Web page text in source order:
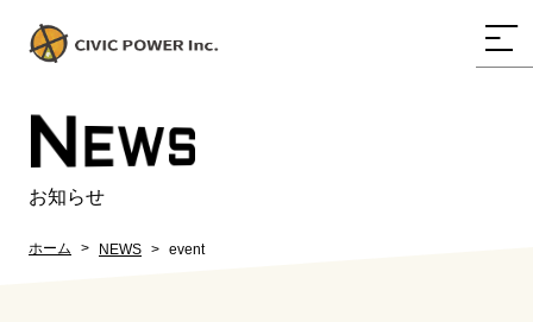
NEWS
お知らせ
ホーム NEWS event